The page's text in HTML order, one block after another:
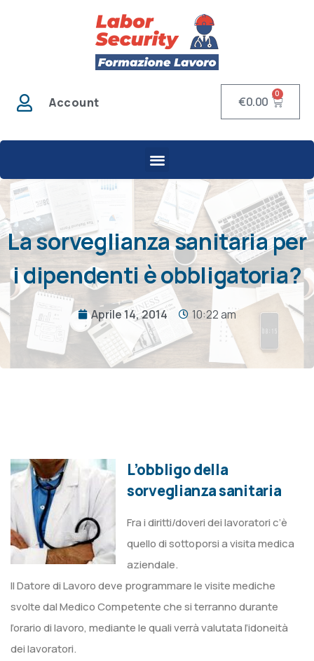
Account €0.00
0
La sorveglianza sanitaria per
i dipendenti è obbligatoria?
Aprile 14, 2014 10:22 am
L’obbligo della
sorveglianza sanitaria
Fra i diritti/doveri dei lavoratori c’è
quello di sottoporsi a visita medica
aziendale.
Il Datore di Lavoro deve programmare le visite mediche
svolte dal Medico Competente che si terranno durante
l’orario di lavoro, mediante le quali verrà valutata l’idoneità
dei lavoratori.